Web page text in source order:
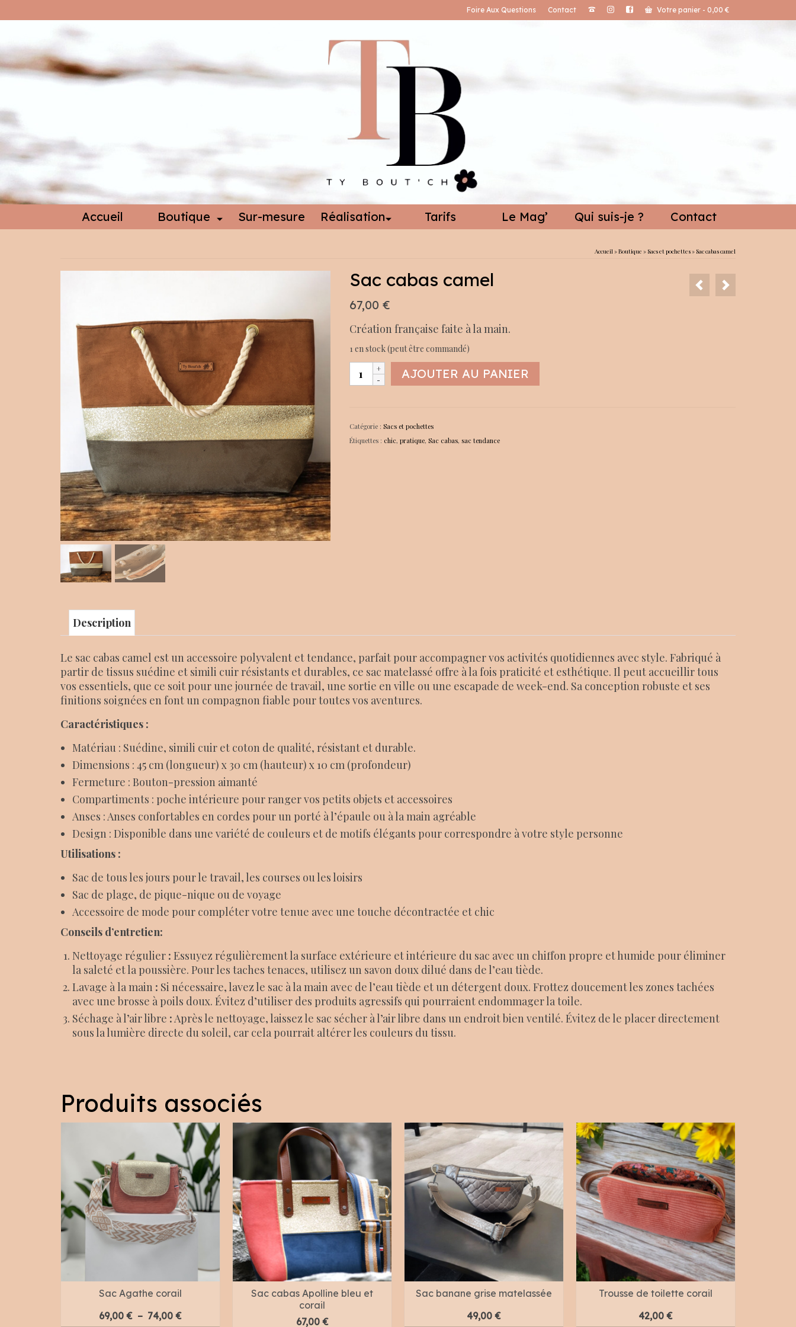
Foire Aux Questions Contact Votre panier - 0,00 €
Accueil Boutique Sur-mesure Réalisation Tarifs Le Mag’ Qui suis-je ? Contact
Accueil»Boutique » Sacs et pochettes» Sac cabas camel
Sac cabas camel
67,00 €
Création française faite à la main.
1 en stock (peut être commandé)
quantité
de
camel
AJOUTER AU PANIER
Catégorie : Sacs et pochettes
Étiquettes : chic, pratique, Sac cabas, sac tendance
Description
Le sac cabas camel est un accessoire polyvalent et tendance, parfait pour accompagner vos activités quotidiennes avec style. Fabriqué à
partir de tissus suédine et simili cuir résistants et durables, ce sac matelassé offre à la fois praticité et esthétique. Il peut accueillir tous
vos essentiels, que ce soit pour une journée de travail, une sortie en ville ou une escapade de week-end. Sa conception robuste et ses
finitions soignées en font un compagnon fiable pour toutes vos aventures.
Caractéristiques :
Matériau : Suédine, simili cuir et coton de qualité, résistant et durable.
Dimensions : 45 cm (longueur) x 30 cm (hauteur) x 10 cm (profondeur)
Fermeture : Bouton-pression aimanté
Compartiments : poche intérieure pour ranger vos petits objets et accessoires
Anses : Anses confortables en cordes pour un porté à l’épaule ou à la main agréable
Design : Disponible dans une variété de couleurs et de motifs élégants pour correspondre à votre style personne
Utilisations :
Sac de tous les jours pour le travail, les courses ou les loisirs
Sac de plage, de pique-nique ou de voyage
Accessoire de mode pour compléter votre tenue avec une touche décontractée et chic
Conseils d’entretien:
Nettoyage régulier : Essuyez régulièrement la surface extérieure et intérieure du sac avec un chiffon propre et humide pour éliminer
la saleté et la poussière. Pour les taches tenaces, utilisez un savon doux dilué dans de l’eau tiède.
Lavage à la main : Si nécessaire, lavez le sac à la main avec de l’eau tiède et un détergent doux. Frottez doucement les zones tachées
avec une brosse à poils doux. Évitez d’utiliser des produits agressifs qui pourraient endommager la toile.
Séchage à l’air libre :Après le nettoyage, laissez le sac sécher à l’air libre dans un endroit bien ventilé. Évitez de le placer directement
sous la lumière directe du soleil, car cela pourrait altérer les couleurs du tissu.
Produits associés
Sac Agathe corail
69,00 € – 74,00 €Plage
Sac cabas Apolline bleu et
corail
67,00 €
Sac banane grise matelassée
49,00 €
Trousse de toilette corail
42,00 €